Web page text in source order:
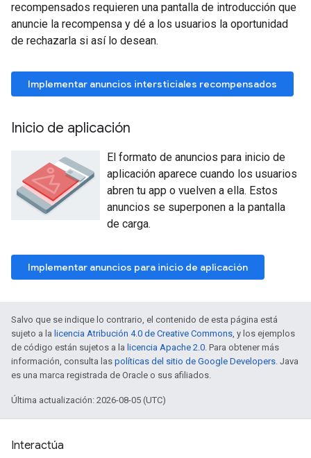
recompensados requieren una pantalla de introducción que
anuncie la recompensa y dé a los usuarios la oportunidad
de rechazarla si así lo desean.
Implementar anuncios intersticiales recompensados
Inicio de aplicación
El formato de anuncios para inicio de
aplicación aparece cuando los usuarios
abren tu app o vuelven a ella. Estos
anuncios se superponen a la pantalla
de carga.
Implementar anuncios para inicio de aplicación
Salvo que se indique lo contrario, el contenido de esta página está
sujeto a la licencia Atribución 4.0 de Creative Commons, y los ejemplos
de código están sujetos a la licencia Apache 2.0. Para obtener más
información, consulta las políticas del sitio de Google Developers. Java
es una marca registrada de Oracle o sus afiliados.
Última actualización: 2026-08-05 (UTC)
Interactúa